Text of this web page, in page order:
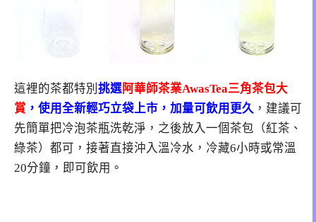
這裡的茶都特別 挑選阿華師茶業AwasTea三角茶包大
賞 ，使用全新輕巧立袋上市，加量可飲用更久 ，建議可
先簡單把冷泡茶瓶洗乾淨，之後放入一個茶包（紅茶、
綠茶）都可，接著直接沖入溫冷水，冷藏6小時或常溫
20分鐘，即可飲用。